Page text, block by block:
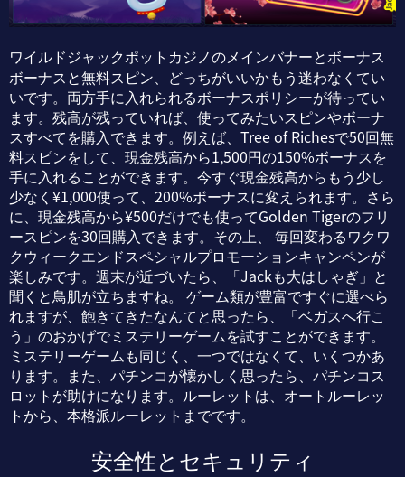
ワイルドジャックポットカジノのメインバナーとボーナス
ボーナスと無料スピン、どっちがいいかもう迷わなくてい
いです。両方手に入れられるボーナスポリシーが待ってい
ます。残高が残っていれば、使ってみたいスピンやボーナ
スすべてを購入できます。例えば、Tree of Richesで50回無
料スピンをして、現金残高から1,500円の150%ボーナスを
手に入れることができます。今すぐ現金残高からもう少し
少なく¥1,000使って、200%ボーナスに変えられます。さら
に、現金残高から¥500だけでも使ってGolden Tigerのフリ
ースピンを30回購入できます。その上、 毎回変わるワクワ
クウィークエンドスペシャルプロモーションキャンペンが
楽しみです。週末が近づいたら、「Jackも大はしゃぎ」と
聞くと鳥肌が立ちますね。 ゲーム類が豊富ですぐに選べら
れますが、飽きてきたなんてと思ったら、「ベガスへ行こ
う」のおかげでミステリーゲームを試すことができます。
ミステリーゲームも同じく、一つではなくて、いくつかあ
ります。また、パチンコが懐かしく思ったら、パチンコス
ロットが助けになります。ルーレットは、オートルーレッ
トから、本格派ルーレットまでです。
安全性とセキュリティ